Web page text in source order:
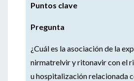
Puntos clave
Pregunta
¿Cuál es la asociación de la
nirmatrelvir y ritonavir con el
u hospitalización relacionada